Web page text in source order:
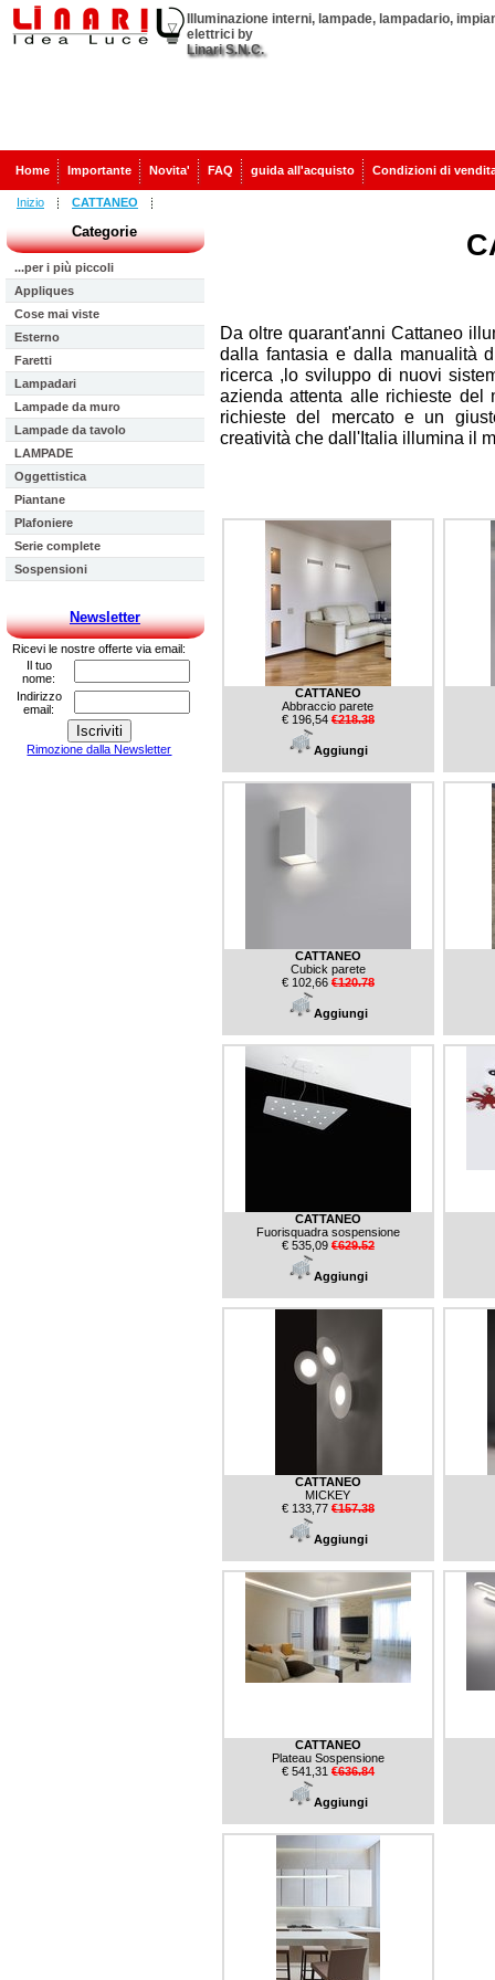
Illuminazione interni, lampade, lampadario,
elettrici by
Linari S.N.C.
Home Importante Novita' FAQ guida all'acquisto Condizioni di
Inizio CATTANEO
Categorie
...per i più piccoli
Appliques
Cose mai viste
Esterno
Faretti
Lampadari
Lampade da muro
Lampade da tavolo
LAMPADE
Oggettistica
Piantane
Plafoniere
Serie complete
Sospensioni
Newsletter
Ricevi le nostre offerte via email:
Il tuo
nome:
Indirizzo
email:
Rimozione dalla Newsletter
Da oltre quarant'anni Cattaneo
dalla fantasia e dalla manualità
ricerca ,lo sviluppo di nuovi
azienda attenta alle richieste del
richieste del mercato e un
creatività che dall'Italia illumina il
CATTANEO
Abbraccio parete
€ 196,54 €218.38
Aggiungi
CATTANEO
Cubick parete
€ 102,66 €120.78
Aggiungi
CATTANEO
Fuorisquadra sospensione
€ 535,09 €629.52
Aggiungi
CATTANEO
MICKEY
€ 133,77 €157.38
Aggiungi
CATTANEO
Plateau Sospensione
€ 541,31 €636.84
Aggiungi